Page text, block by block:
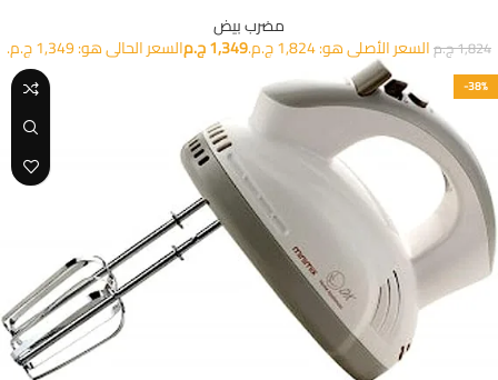
مضرب بيض
1,824ج.مالسعر الأصلي هو: 1,824 ج.م. 1,349ج.مالسعر الحالي هو: 1,349 ج.م.
-38%